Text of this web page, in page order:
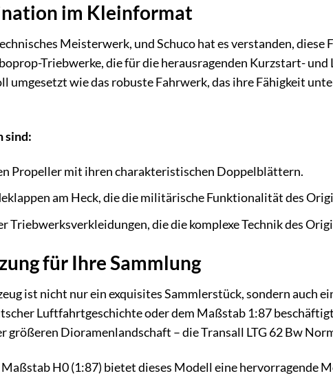
im Kleinformat
Meisterwerk, und Schuco hat es verstanden,
Triebwerke, die für die herausragenden Kurzstart-
umgesetzt wie das robuste Fahrwerk, das ihre Fähigkeit
sind:
Propeller mit ihren charakteristischen Doppelblättern.
am Heck, die die militärische Funktionalität des
Triebwerksverkleidungen, die die komplexe Technik des
für Ihre Sammlung
ist nicht nur ein exquisites Sammlerstück, sondern auch
Luftfahrtgeschichte oder dem Maßstab 1:87
größeren Dioramenlandschaft – die Transall LTG 62 Bw
H0 (1:87) bietet dieses Modell eine hervorragende